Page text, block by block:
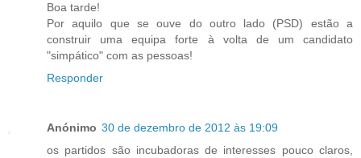
Boa tarde!
Por aquilo que se ouve do outro lado (PSD) estão a
construir uma equipa forte à volta de um candidato
"simpático" com as pessoas!
Responder
Anónimo 30 de dezembro de 2012 às 19:09
os partidos são incubadoras de interesses pouco claros,